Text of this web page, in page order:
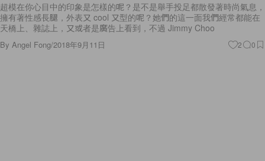
超模在你心目中的印象是怎樣的呢？是不是舉手投足都散發著時尚氣息，
擁有著性感長腿，外表又 cool 又型的呢？她們的這一面我們經常都能在
天橋上、雜誌上，又或者是廣告上看到，不過 Jimmy Choo
By Angel Fong/2018年9月11日 2 0